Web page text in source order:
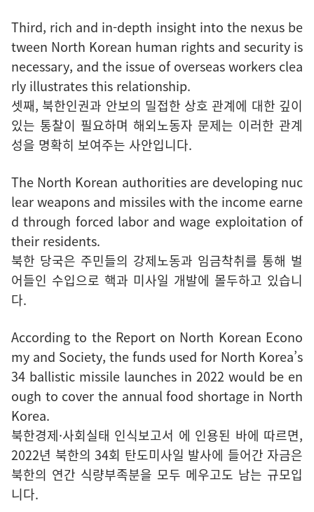
Third, rich and in-depth insight into the nexus be
tween North Korean human rights and security is
necessary, and the issue of overseas workers clea
rly illustrates this relationship.
셋째, 북한인권과 안보의 밀접한 상호 관계에 대한 깊이
있는 통찰이 필요하며 해외노동자 문제는 이러한 관계
성을 명확히 보여주는 사안입니다.
The North Korean authorities are developing nuc
lear weapons and missiles with the income earne
d through forced labor and wage exploitation of
their residents.
북한 당국은 주민들의 강제노동과 임금착취를 통해 벌
어들인 수입으로 핵과 미사일 개발에 몰두하고 있습니
다.
According to the Report on North Korean Econo
my and Society, the funds used for North Korea’s
34 ballistic missile launches in 2022 would be en
ough to cover the annual food shortage in North
Korea.
북한경제·사회실태 인식보고서 에 인용된 바에 따르면,
2022년 북한의 34회 탄도미사일 발사에 들어간 자금은
북한의 연간 식량부족분을 모두 메우고도 남는 규모입
니다.